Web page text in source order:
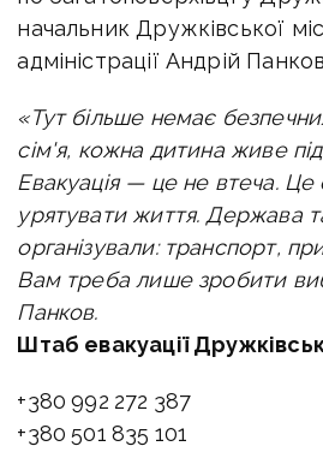
начальник Дружківської
адміністрації Андрій
«Тут більше немає
сім'я, кожна дитина живе
Евакуація — це не втеча.
урятувати життя. Держава
організували: транспорт,
Вам треба лише зробити
Панков.
Штаб евакуації
+380 992 272 387
+380 501 835 101